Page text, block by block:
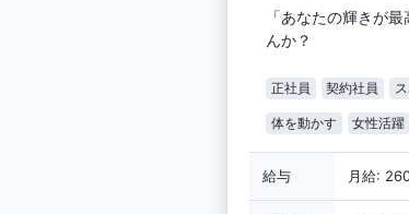
「あなたの輝きが
んか？
正社員 契約社員
体を動かす 女性活躍
給与 月給: